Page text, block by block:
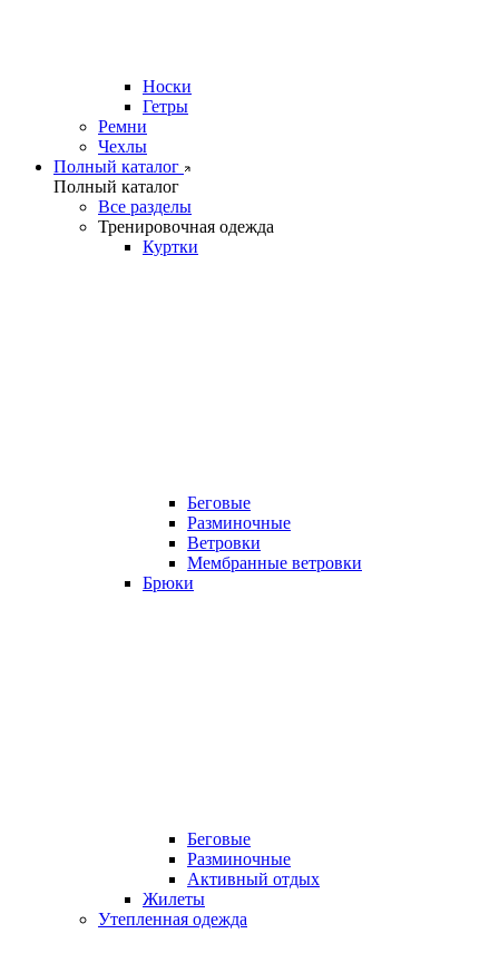
Носки
Гетры
Ремни
Чехлы
Полный каталог
Полный каталог
Все разделы
Тренировочная одежда
Куртки
Беговые
Разминочные
Ветровки
Мембранные ветровки
Брюки
Беговые
Разминочные
Активный отдых
Жилеты
Утепленная одежда